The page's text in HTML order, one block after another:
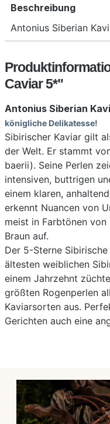
Beschreibung
Antonius Siberian
Caviar 5*"
Antonius Siberian
königliche Delikatesse!
Sibirischer Kaviar gilt
der Welt. Er stammt
baerii). Seine Perlen
intensiven, buttrigen
einem klaren,
erkennt Nuancen von
meist in Farbtönen
Braun auf.
Der 5-Sterne
ältesten weiblichen
einem Jahrzehnt
größten Rogenperlen
Kaviarsorten aus.
Gerichten auch eine